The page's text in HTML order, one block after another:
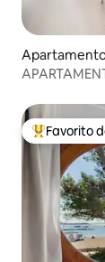
Favoritos
Favorito